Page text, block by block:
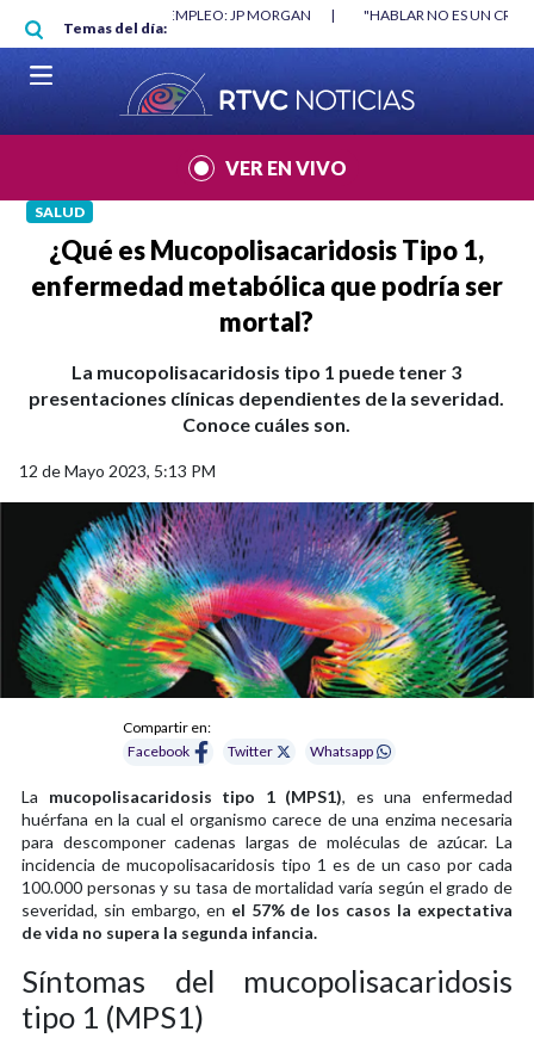
Pasar al contenido principal
Temas del día:
MÍNIMO NO DESTRUYÓ EMPLEO: JP MORGAN |
"HABLAR NO ES UN
MUNDIAL 2026
|
VER EN VIVO
SALUD
¿Qué es Mucopolisacaridosis Tipo 1,
enfermedad metabólica que podría ser
mortal?
La mucopolisacaridosis tipo 1 puede tener 3
presentaciones clínicas dependientes de la severidad.
Conoce cuáles son.
12 de Mayo 2023, 5:13 PM
Compartir en:
Facebook
Twitter Whatsapp
La mucopolisacaridosis tipo 1 (MPS1), es una enfermedad
huérfana en la cual el organismo carece de una enzima necesaria
para descomponer cadenas largas de moléculas de azúcar. La
incidencia de mucopolisacaridosis tipo 1 es de un caso por cada
100.000 personas y su tasa de mortalidad varía según el grado de
severidad, sin embargo, en el 57% de los casos la expectativa
de vida no supera la segunda infancia.
Síntomas del mucopolisacaridosis
tipo 1 (MPS1)